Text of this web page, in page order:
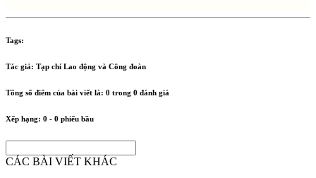
Tags:
Tác giả: Tạp chí Lao động và Công đoàn
Tổng số điểm của bài viết là: 0 trong 0 đánh giá
Xếp hạng: 0 - 0 phiếu bầu
CÁC BÀI VIẾT KHÁC